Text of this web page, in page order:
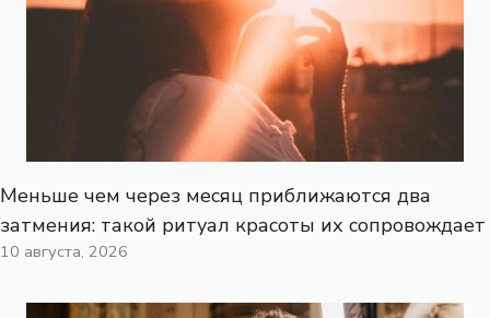
Меньше чем через месяц приближаются два
затмения: такой ритуал красоты их сопровождает
10 августа, 2026